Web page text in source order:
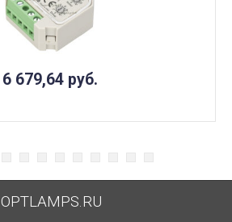
6 679,64 руб.
OPTLAMPS.RU